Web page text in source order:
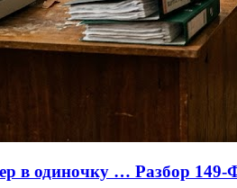
в одиночку … Разбор 149-